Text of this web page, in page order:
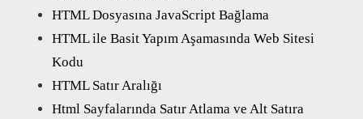
HTML Dosyasına JavaScript Bağlama
HTML ile Basit Yapım Aşamasında Web Sitesi
Kodu
HTML Satır Aralığı
Html Sayfalarında Satır Atlama ve Alt Satıra